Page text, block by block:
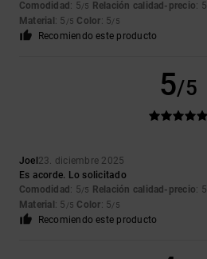
Comodidad : 5/5 Relación calidad-precio: 5
Material : 5 /5 Color: 5/5
Recomiendo este producto
5/5
Joel 23. diciembre 2025
Es acorde. Lo solicitado
Comodidad : 5/5 Relación calidad-precio: 5
Material : 5 /5 Color: 5/5
Recomiendo este producto